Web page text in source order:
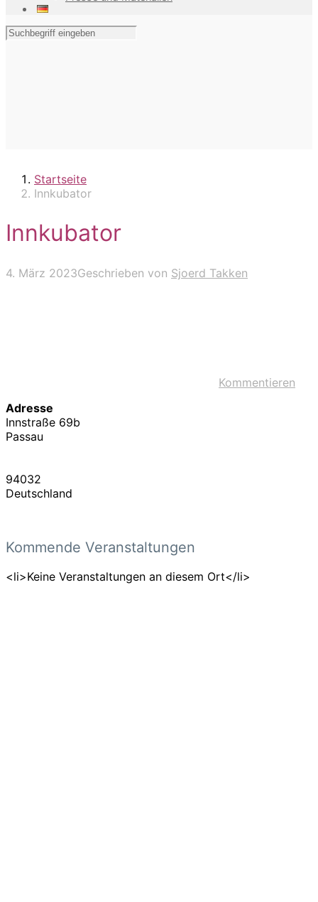
Startseite
Innkubator
Innkubator
4. März 2023Geschrieben von Sjoerd Takken
Kommentieren
Adresse
Innstraße 69b
Passau
94032
Deutschland
Kommende Veranstaltungen
<li>Keine Veranstaltungen an diesem Ort</li>